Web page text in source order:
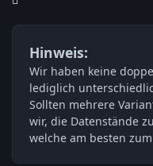
Hinweis:
Wir haben keine
lediglich
Sollten mehrere
wir, die Datenstände
welche am besten